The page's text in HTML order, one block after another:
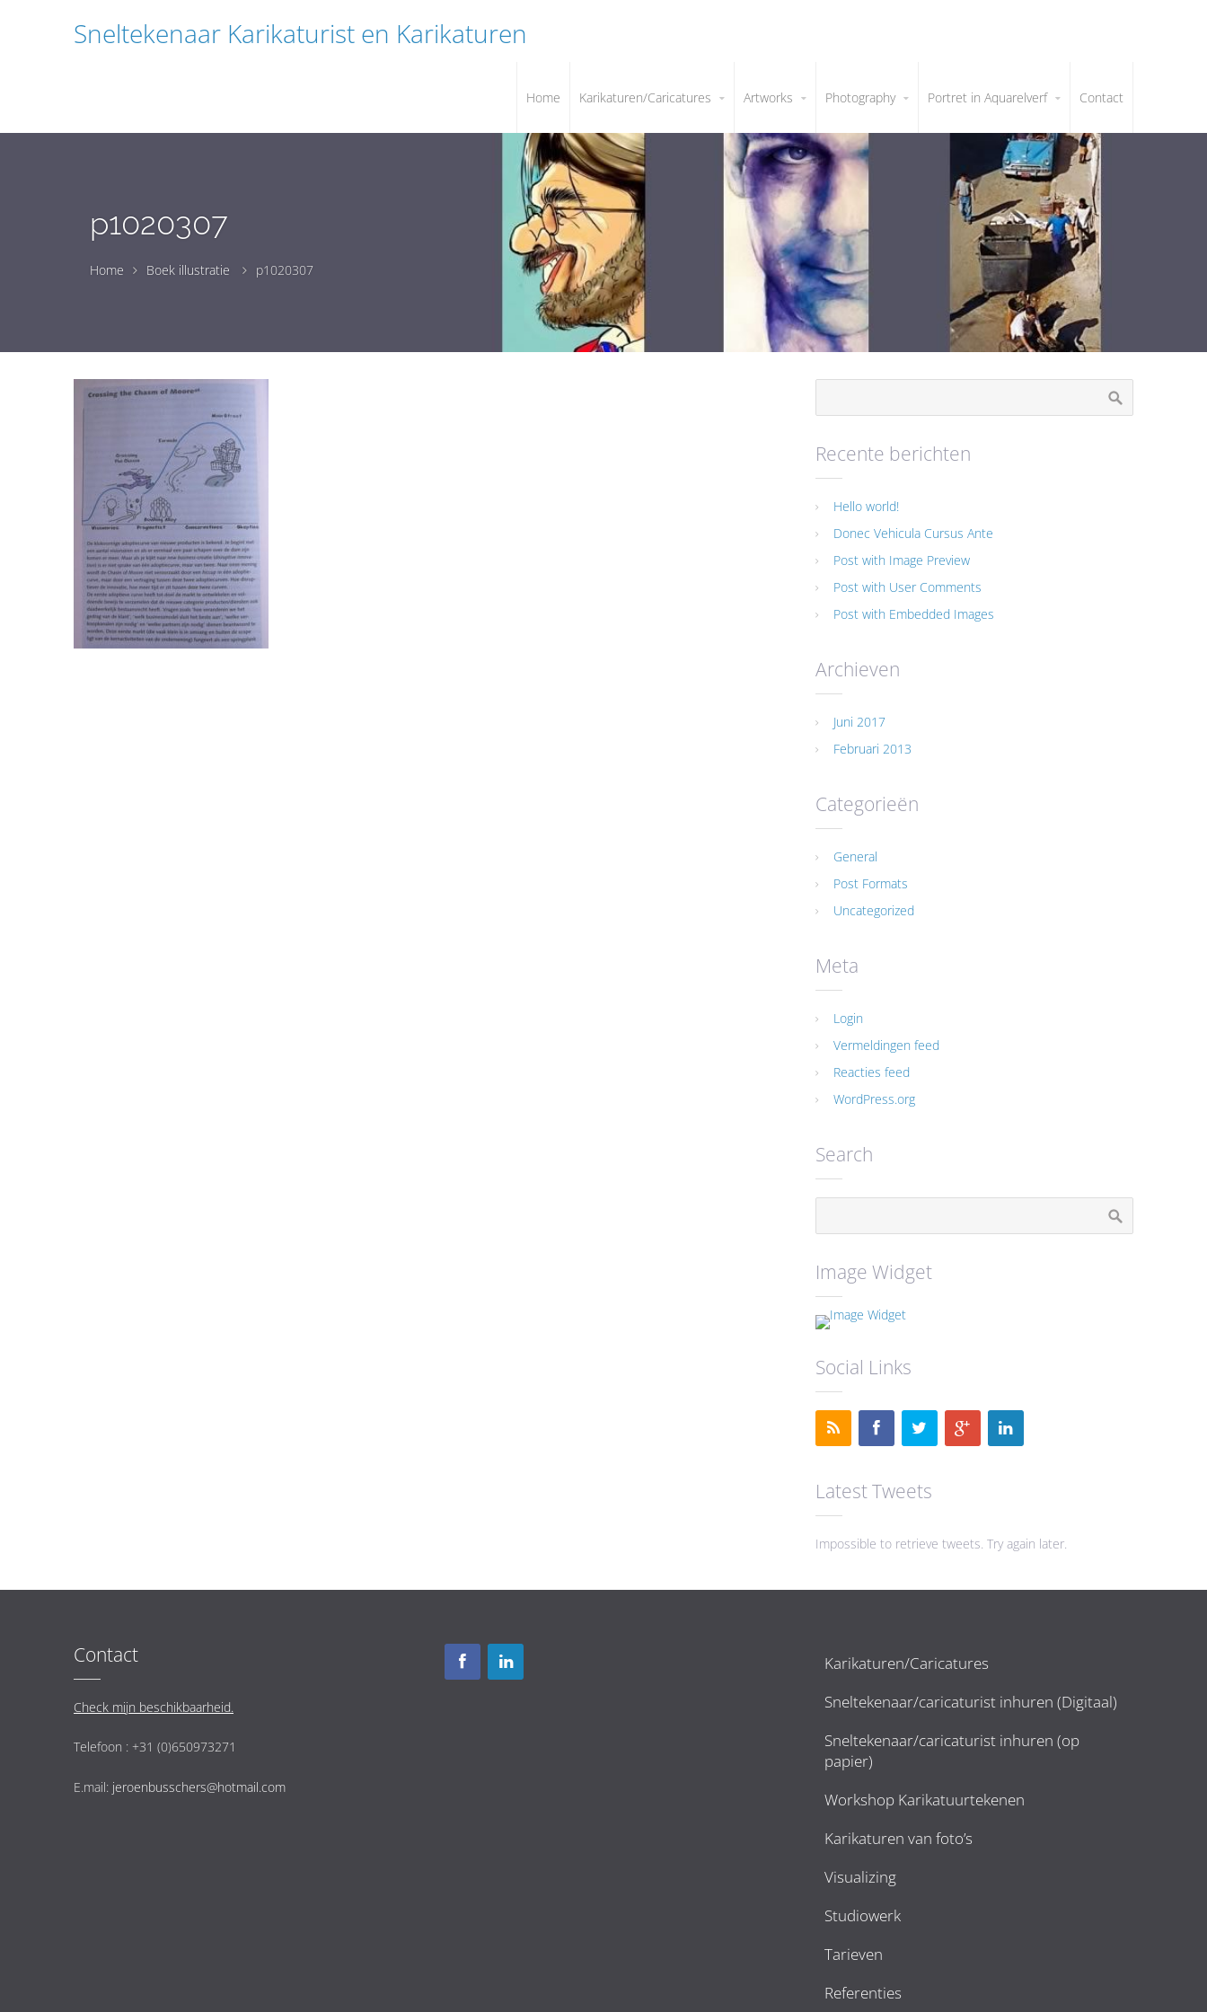
Sneltekenaar Karikaturist en Karikaturen
Home Karikaturen/Caricatures Artworks Photography Portret in Aquarelverf Contact
p1020307
Home Boek illustratie p1020307
Recente berichten
Hello world!
Donec Vehicula Cursus Ante
Post with Image Preview
Post with User Comments
Post with Embedded Images
Archieven
Juni 2017
Februari 2013
Categorieën
General
Post Formats
Uncategorized
Meta
Login
Vermeldingen feed
Reacties feed
WordPress.org
Search
Image Widget
Social Links
Latest Tweets
Impossible to retrieve tweets. Try again later.
Contact
Check mijn beschikbaarheid.
Telefoon : +31 (0)650973271
E.mail: jeroenbusschers@hotmail.com
Karikaturen/Caricatures
Sneltekenaar/caricaturist inhuren (Digitaal)
Sneltekenaar/caricaturist inhuren (op
papier)
Workshop Karikatuurtekenen
Karikaturen van foto’s
Visualizing
Studiowerk
Tarieven
Referenties